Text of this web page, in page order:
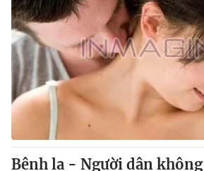
Bệnh lạ - Người dân